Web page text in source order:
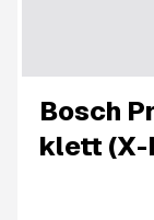
Bosch
klett (X-